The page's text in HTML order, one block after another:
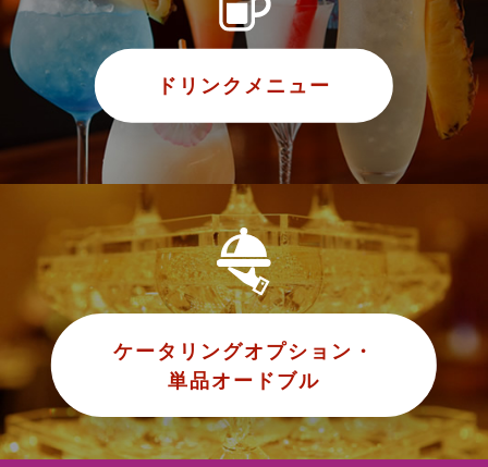
ドリンクメニュー
ケータリングオプション・
単品オードブル